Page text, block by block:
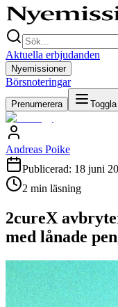
Aktuella erbjudanden
Nyemissioner
Börsnoteringar
Prenumerera
Andreas Poike
Publicerad: 18 juni
2 min läsning
2cureX
med lånade